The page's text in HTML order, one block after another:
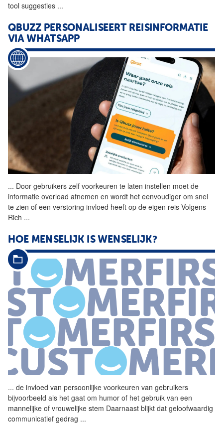
tool suggesties ...
QBUZZ PERSONALISEERT REISINFORMATIE
VIA WHATSAPP
... Door gebruikers zelf voorkeuren te laten instellen moet de
informatie overload afnemen en wordt het eenvoudiger om snel
te zien of een verstoring invloed heeft op de eigen reis Volgens
Rich ...
HOE MENSELIJK IS WENSELIJK?
... de invloed van persoonlijke voorkeuren van gebruikers
bijvoorbeeld als het gaat om humor of het gebruik van een
mannelijke of vrouwelijke stem Daarnaast blijkt dat geloofwaardig
communicatief gedrag ...